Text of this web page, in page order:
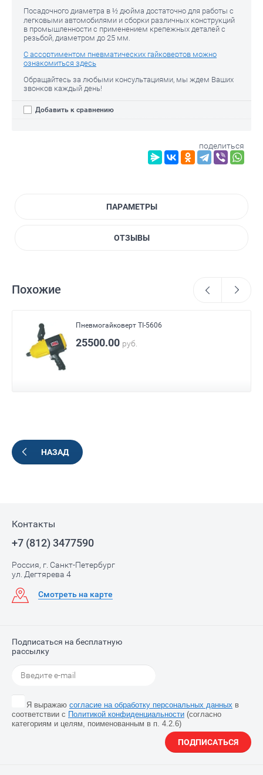
Посадочного диаметра в ½ дюйма достаточно для работы с
легковыми автомобилями и сборки различных конструкций
в промышленности с применением крепежных деталей с
резьбой, диаметром до 25 мм.
С ассортиментом пневматических гайковертов можно
ознакомиться здесь
Обращайтесь за любыми консультациями, мы ждем Ваших
звонков каждый день!
Добавить к сравнению
поделиться
ПАРАМЕТРЫ
ОТЗЫВЫ
Похожие
Пневмогайковерт TI-5606
25500.00 руб.
НАЗАД
Контакты
+7 (812) 3477590
Россия, г. Санкт-Петербург
ул. Дегтярева 4
Смотреть на карте
Подписаться на бесплатную
рассылку
Я выражаю согласие на обработку персональных данных в
соответствии с Политикой конфиденциальности (согласно
категориям и целям, поименованным в п. 4.2.6)
ПОДПИСАТЬСЯ